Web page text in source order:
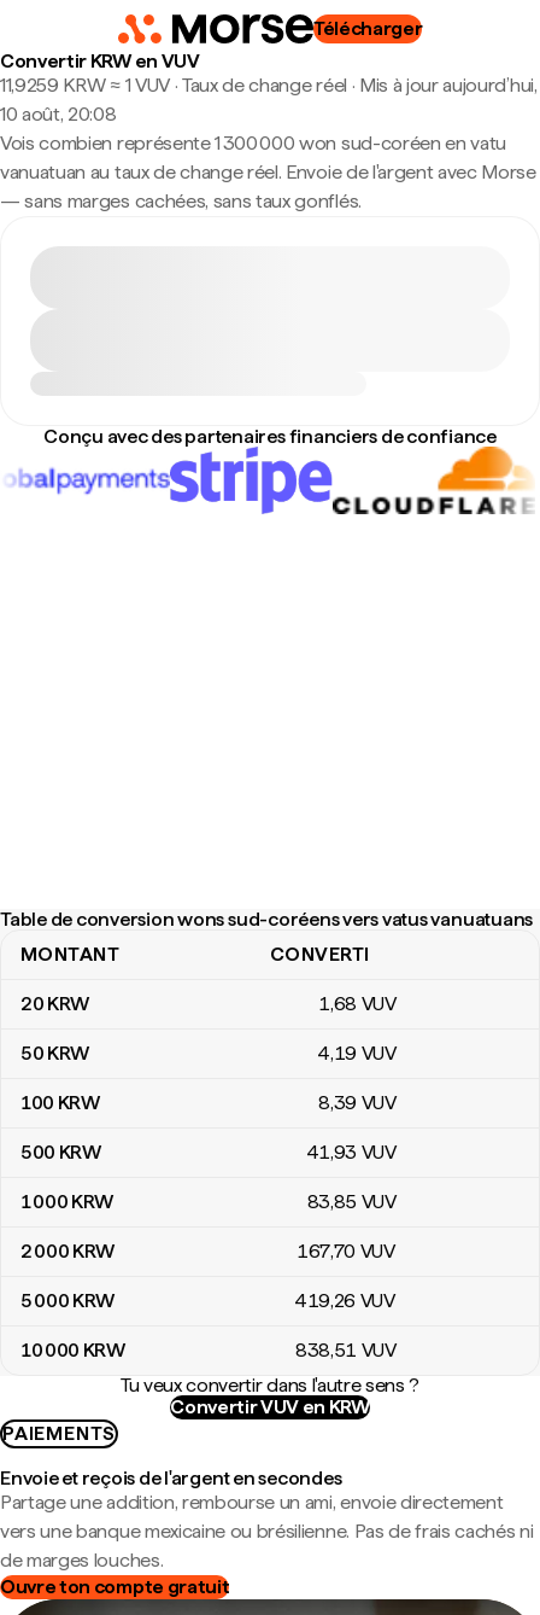
Télécharger
Convertir KRW en VUV
11,9259 KRW ≈ 1 VUV · Taux de change réel · Mis à jour aujourd’hui,
10 août, 20:08
Vois combien représente 1 300 000 won sud-coréen en vatu
vanuatuan au taux de change réel. Envoie de l'argent avec Morse
— sans marges cachées, sans taux gonflés.
Conçu avec des partenaires financiers de confiance
Table de conversion wons sud-coréens vers vatus vanuatuans
Table de conversion wons sud-coréens vers vatus vanuatuans
MONTANT CONVERTI
20 KRW 1,68 VUV
50 KRW 4,19 VUV
100 KRW 8,39 VUV
500 KRW 41,93 VUV
1 000 KRW 83,85 VUV
2 000 KRW 167,70 VUV
5 000 KRW 419,26 VUV
10 000 KRW 838,51 VUV
Tu veux convertir dans l'autre sens ?
Convertir VUV en KRW
PAIEMENTS
Envoie et reçois de l'argent en secondes
Partage une addition, rembourse un ami, envoie directement
vers une banque mexicaine ou brésilienne. Pas de frais cachés ni
de marges louches.
Ouvre ton compte gratuit